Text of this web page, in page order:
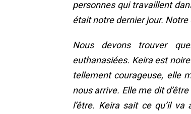
personnes qui travaillent
était notre dernier jour.
Nous devons trouver
euthanasiées. Keira est noire
tellement courageuse, elle
nous arrive. Elle me dit
l’être. Keira sait ce qu’il